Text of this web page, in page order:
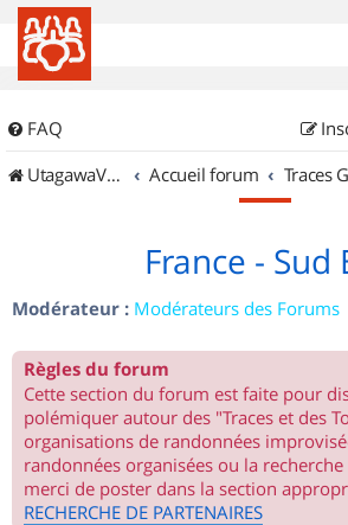
FAQ
UtagawaVTT (Randos VTT et VTTAE avec traces GPS)
Accueil forum
France - Sud
Modérateur : Modérateurs des Forums
Règles du forum
Cette section du forum est faite pour
polémiquer autour des "Traces et des
organisations de randonnées
randonnées organisées ou la
merci de poster dans la section
RECHERCHE DE PARTENAIRES